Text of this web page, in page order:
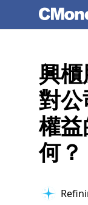
興
對
權
何？